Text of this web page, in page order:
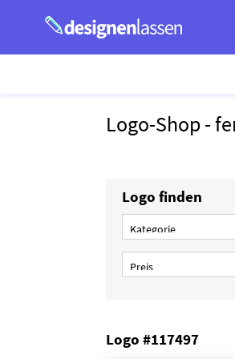
Logo-Shop -
Logo finden
Logo #117497